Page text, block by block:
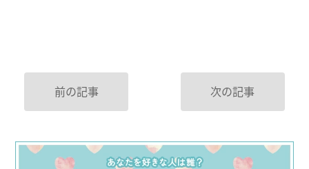
前の記事 次の記事